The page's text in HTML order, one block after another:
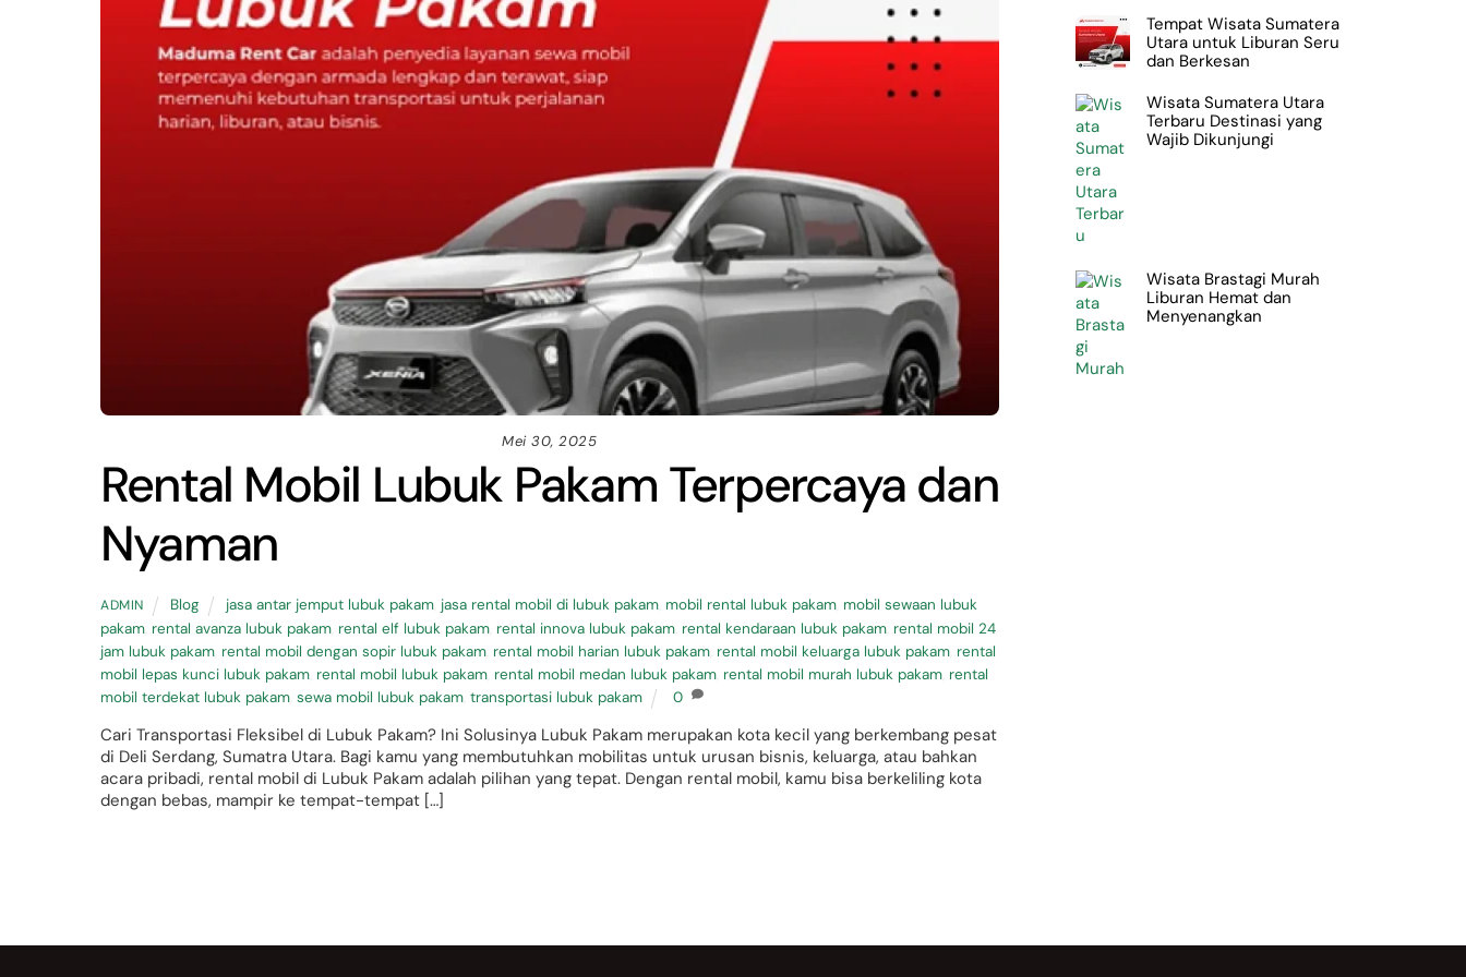
Mei 30, 2025
Rental Mobil Lubuk Pakam Terpercaya dan
Nyaman
ADMIN Blog jasa antar jemput lubuk pakam jasa rental mobil di lubuk pakam mobil rental lubuk pakam mobil sewaan lubuk
pakam rental avanza lubuk pakam rental elf lubuk pakam rental innova lubuk pakam rental kendaraan lubuk pakam rental mobil 24
jam lubuk pakam rental mobil dengan sopir lubuk pakam rental mobil harian lubuk pakam rental mobil keluarga lubuk pakam rental
mobil lepas kunci lubuk pakam rental mobil lubuk pakam rental mobil medan lubuk pakam rental mobil murah lubuk pakam rental
mobil terdekat lubuk pakam sewa mobil lubuk pakam transportasi lubuk pakam 0
Cari Transportasi Fleksibel di Lubuk Pakam? Ini Solusinya Lubuk Pakam merupakan kota kecil yang berkembang pesat
di Deli Serdang, Sumatra Utara. Bagi kamu yang membutuhkan mobilitas untuk urusan bisnis, keluarga, atau bahkan
acara pribadi, rental mobil di Lubuk Pakam adalah pilihan yang tepat. Dengan rental mobil, kamu bisa berkeliling kota
dengan bebas, mampir ke tempat-tempat […]
Tempat Wisata Sumatera
Utara untuk Liburan Seru
dan Berkesan
Wisata Sumatera Utara
Terbaru Destinasi yang
Wajib Dikunjungi
Wisata Brastagi Murah
Liburan Hemat dan
Menyenangkan